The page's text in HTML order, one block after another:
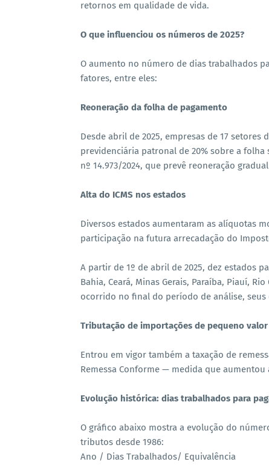
retornos em qualidade de vida.
O que influenciou os números de 2025?
O aumento no número de dias trabalhados
fatores, entre eles:
Reoneração da folha de pagamento
Desde abril de 2025, empresas de 17
previdenciária patronal de 20% sobre a
nº 14.973/2024, que prevê reoneração gradual
Alta do ICMS nos estados
Diversos estados aumentaram as alíquotas
participação na futura arrecadação do
A partir de 1º de abril de 2025, dez estados
Bahia, Ceará, Minas Gerais, Paraíba, Piauí,
ocorrido no final do período de análise, seus
Tributação de importações de pequeno valor
Entrou em vigor também a taxação de
Remessa Conforme — medida que
Evolução histórica: dias trabalhados para
O gráfico abaixo mostra a evolução do
tributos desde 1986:
Ano / Dias Trabalhados/ Equivalência